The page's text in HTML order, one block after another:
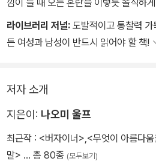
안한 야심 찬 “미인”이라는 상태에 가두
각을 해낸 게 틀림없다. _<여성지> 중에
는 것으로 바뀌었다. 예전에는 여성이
결혼제도 안에서 출산을 위한 성교가
는데, 오늘날에는 여성이 생명을 유지
는 것을 그같이 구분한다. 남성에게는
라이브러리 저널: 도발적이고 통찰력
든 여성과 남성이 반드시 읽어야 할 책!
저자 소개
지은이: 나오미 울프
최근작 : <버자이너> <무엇이 아름다
말> … 총 80종 (모두보기)